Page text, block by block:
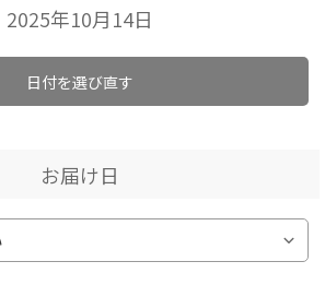
2025年10月14日
日付を選び直す
お届け日